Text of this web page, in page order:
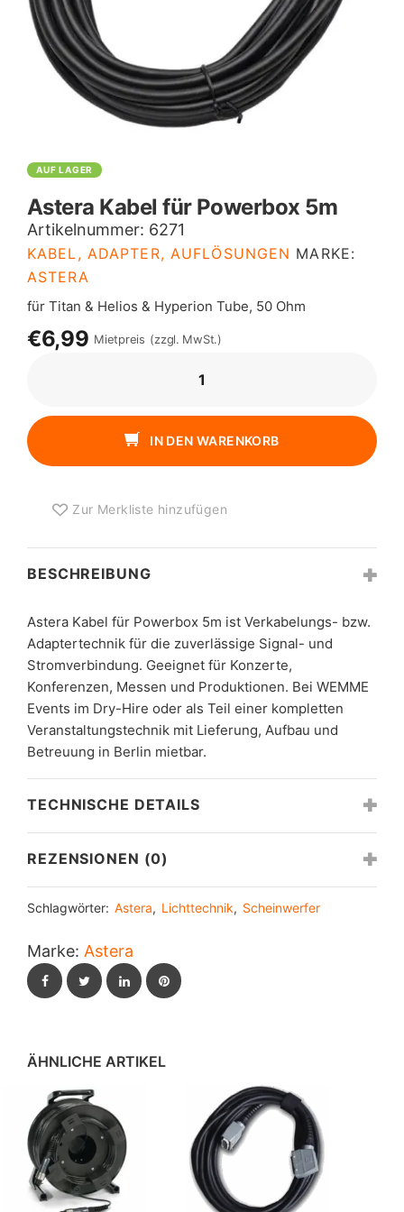
AUF LAGER
Astera Kabel für Powerbox 5m
Artikelnummer: 6271
KABEL, ADAPTER, AUFLÖSUNGEN MARKE:
ASTERA
für Titan & Helios & Hyperion Tube, 50 Ohm
€6,99 Mietpreis (zzgl. MwSt.)
POWERBOX
5M
IN DEN WARENKORB
Zur Merkliste hinzufügen
BESCHREIBUNG
Astera Kabel für Powerbox 5m ist Verkabelungs- bzw.
Adaptertechnik für die zuverlässige Signal- und
Stromverbindung. Geeignet für Konzerte,
Konferenzen, Messen und Produktionen. Bei WEMME
Events im Dry-Hire oder als Teil einer kompletten
Veranstaltungstechnik mit Lieferung, Aufbau und
Betreuung in Berlin mietbar.
TECHNISCHE DETAILS
REZENSIONEN (0)
Schlagwörter: Astera, Lichttechnik, Scheinwerfer
Marke: Astera
FacebookTwitterLinkedInPinterest
ÄHNLICHE ARTIKEL